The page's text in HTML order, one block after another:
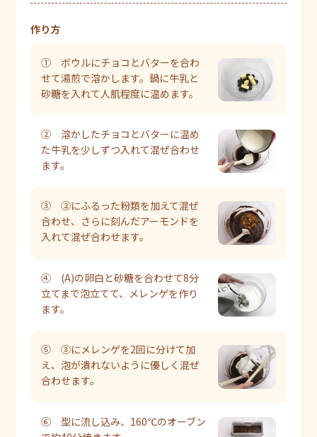
作り方
① ボウルにチョコとバターを合わ
せて湯煎で溶かします。鍋に牛乳と
砂糖を入れて人肌程度に温めます。
② 溶かしたチョコとバターに温め
た牛乳を少しずつ入れて混ぜ合わせ
ます。
③ ②にふるった粉類を加えて混ぜ
合わせ、さらに刻んだアーモンドを
入れて混ぜ合わせます。
④ (A)の卵白と砂糖を合わせて8分
立てまで泡立てて、メレンゲを作り
ます。
⑤ ③にメレンゲを2回に分けて加
え、泡が潰れないように優しく混ぜ
合わせます。
⑥ 型に流し込み、160℃のオーブン